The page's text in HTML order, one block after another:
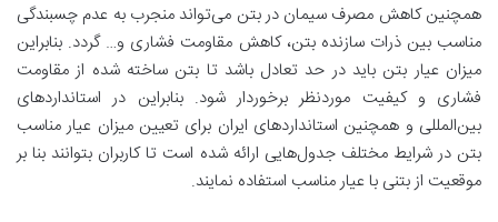
همچنین کاهش مصرف سیمان در بتن می‌تواند منجرب به عدم چسبندگی
مناسب بین ذرات سازنده بتن، کاهش مقاومت فشاری و… گردد. بنابراین
میزان عیار بتن باید در حد تعادل باشد تا بتن ساخته شده از مقاومت
فشاری و کیفیت موردنظر برخوردار شود. بنابراین در استانداردهای
بین‌المللی و همچنین استانداردهای ایران برای تعیین میزان عیار مناسب
بتن در شرایط مختلف جدول‌هایی ارائه شده است تا کاربران بتوانند بنا بر
موقعیت از بتنی با عیار مناسب استفاده نمایند.